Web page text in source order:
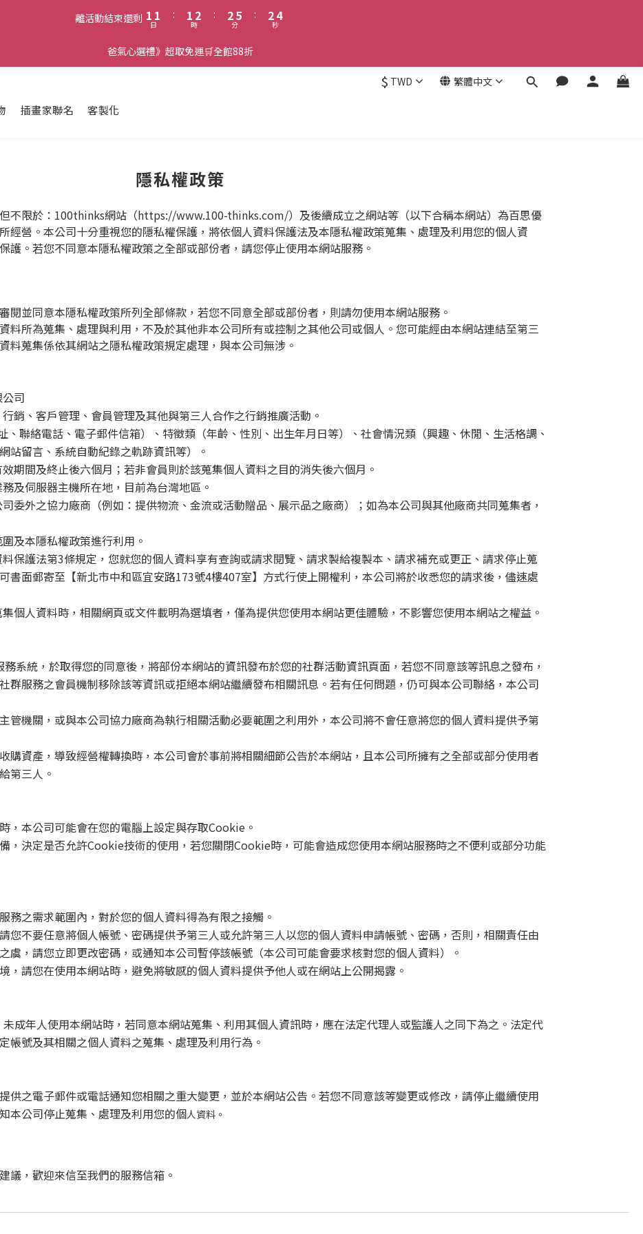
離活動結束還剩 1
0
1
0
日
:
1
0
2
1
0
時
:
2
1
0
5
4
3
2
分
:
2
1
3
2
秒
爸氣心選禮》超取免運🛒全館88折
$ TWD 繁體中文
插畫家聯名 客製化
隱私權政策
不限於：100thinks網站（https://www.100-thinks.com/）及後續成立之網站等（以下合稱本網站）為百思優
經營。本公司十分重視您的隱私權保護，將依個人資料保護法及本隱私權政策蒐集、處理及利用您的個人資
護。若您不同意本隱私權政策之全部或部份者，請您停止使用本網站服務。
閱並同意本隱私權政策所列全部條款，若您不同意全部或部份者，則請勿使用本網站服務。
料所為蒐集、處理與利用，不及於其他非本公司所有或控制之其他公司或個人。您可能經由本網站連結至第三
料蒐集係依其網站之隱私權政策規定處理，與本公司無涉。
司
銷、客戶管理、會員管理及其他與第三人合作之行銷推廣活動。
、聯絡電話、電子郵件信箱）、特徵類（年齡、性別、出生年月日等）、社會情況類（興趣、休閒、生活格調、
站留言、系統自動紀錄之軌跡資訊等）。
期間及終止後六個月；若非會員則於該蒐集個人資料之目的消失後六個月。
及伺服器主機所在地，目前為台灣地區。
委外之協力廠商（例如：提供物流、金流或活動贈品、展示品之廠商）；如為本公司與其他廠商共同蒐集者，
及本隱私權政策進行利用。
保護法第3條規定，您就您的個人資料享有查詢或請求閱覽、請求製給複製本、請求補充或更正、請求停止蒐
書面郵寄至【新北市中和區宜安路173號4樓407室】方式行使上開權利，本公司將於收悉您的請求後，儘速處
個人資料時，相關網頁或文件載明為選填者，僅為提供您使用本網站更佳體驗，不影響您使用本網站之權益。
務系統，於取得您的同意後，將部份本網站的資訊發布於您的社群活動資訊頁面，若您不同意該等訊息之發布，
群服務之會員機制移除該等資訊或拒絕本網站繼續發布相關訊息。若有任何問題，仍可與本公司聯絡，本公司
管機關，或與本公司協力廠商為執行相關活動必要範圍之利用外，本公司將不會任意將您的個人資料提供予第
購資產，導致經營權轉換時，本公司會於事前將相關細節公告於本網站，且本公司所擁有之全部或部分使用者
第三人。
，本公司可能會在您的電腦上設定與存取Cookie 。
，決定是否允許Cookie技術的使用，若您關閉Cookie時，可能會造成您使用本網站服務時之不便利或部分功能
務之需求範圍內，對於您的個人資料得為有限之接觸。
您不要任意將個人帳號、密碼提供予第三人或允許第三人以您的個人資料申請帳號、密碼，否則，相關責任由
虞，請您立即更改密碼，或通知本公司暫停該帳號（本公司可能會要求核對您的個人資料）。
，請您在使用本網站時，避免將敏感的個人資料提供予他人或在網站上公開揭露。
未成年人使用本網站時，若同意本網站蒐集、利用其個人資訊時，應在法定代理人或監護人之同下為之。法定代
帳號及其相關之個人資料之蒐集、處理及利用行為。
供之電子郵件或電話通知您相關之重大變更，並於本網站公告。若您不同意該等變更或修改，請停止繼續使用
本公司停止蒐集、處理及利用您的個人資料。
議，歡迎來信至我們的服務信箱。